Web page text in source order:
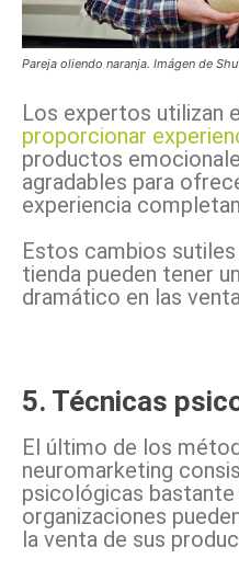
Pareja oliendo naranja. Imágen de
Los expertos utilizan
proporcionar
productos
agradables para
experiencia
Estos cambios
tienda pueden tener
dramático en las
5. Técnicas
El último de los
neuromarketing
psicológicas
organizaciones
la venta de sus